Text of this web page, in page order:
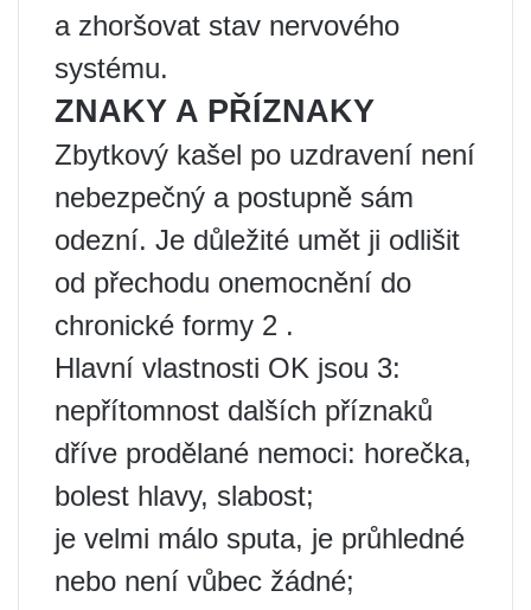
a zhoršovat stav nervového
systému.
ZNAKY A PŘÍZNAKY
Zbytkový kašel po uzdravení není
nebezpečný a postupně sám
odezní. Je důležité umět ji odlišit
od přechodu onemocnění do
chronické formy 2 .
Hlavní vlastnosti OK jsou 3:
nepřítomnost dalších příznaků
dříve prodělané nemoci: horečka,
bolest hlavy, slabost;
je velmi málo sputa, je průhledné
nebo není vůbec žádné;